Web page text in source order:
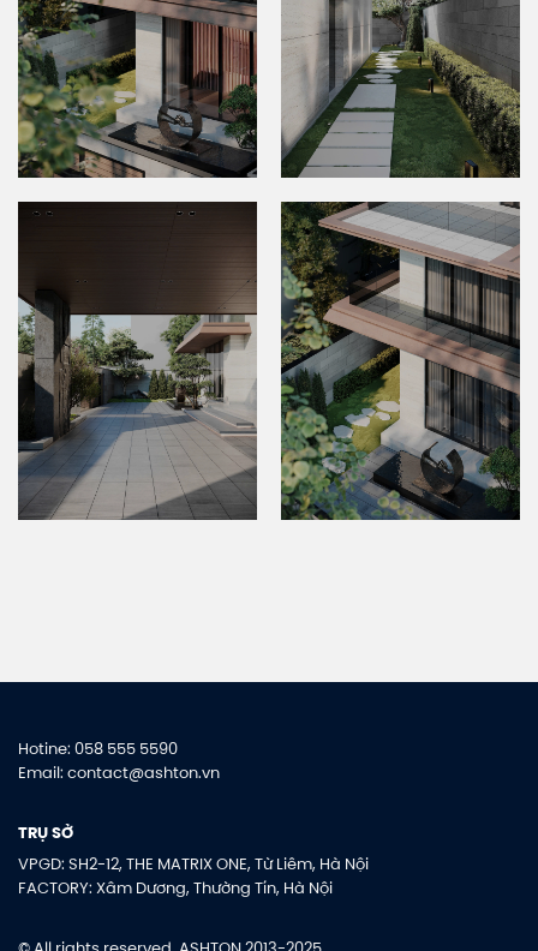
Hotine: 058 555 5590
Email: contact@ashton.vn
TRỤ SỞ
VPGD: SH2-12, THE MATRIX ONE, Từ Liêm, Hà Nội
FACTORY: Xâm Dương, Thường Tín, Hà Nội